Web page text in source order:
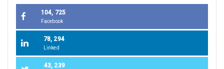
104, 725
Facebook
78, 294
Linked
43, 239